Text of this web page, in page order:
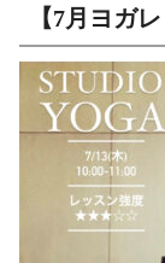
【7月ヨガ